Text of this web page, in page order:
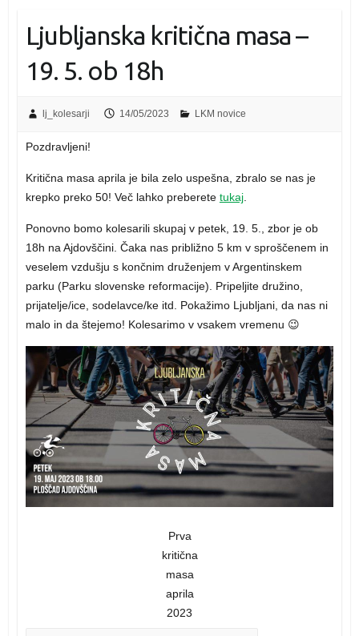
Ljubljanska kritična masa –
19. 5. ob 18h
lj_kolesarji 14/05/2023 LKM novice
Pozdravljeni!
Kritična masa aprila je bila zelo uspešna, zbralo se nas je
krepko preko 50! Več lahko preberete tukaj.
Ponovno bomo kolesarili skupaj v petek, 19. 5., zbor je ob
18h na Ajdovščini. Čaka nas približno 5 km v sproščenem in
veselem vzdušju s končnim druženjem v Argentinskem
parku (Parku slovenske reformacije). Pripeljite družino,
prijatelje/ice, sodelavce/ke itd. Pokažimo Ljubljani, da nas ni
malo in da štejemo! Kolesarimo v vsakem vremenu 😉
Prva
kritična
masa
aprila
2023